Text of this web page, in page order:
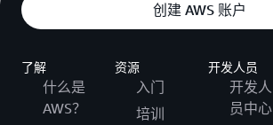
创建 AWS 账户
了解
什么是
AWS？
资源
入门
培训
开发人员
开发人
员中心